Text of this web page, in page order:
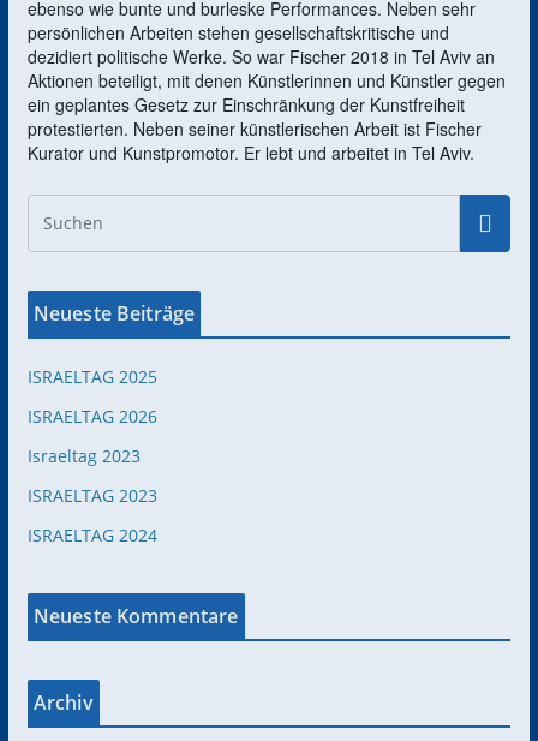
ebenso wie bunte und burleske Performances. Neben sehr
persönlichen Arbeiten stehen gesellschaftskritische und
dezidiert politische Werke. So war Fischer 2018 in Tel Aviv an
Aktionen beteiligt, mit denen Künstlerinnen und Künstler gegen
ein geplantes Gesetz zur Einschränkung der Kunstfreiheit
protestierten. Neben seiner künstlerischen Arbeit ist Fischer
Kurator und Kunstpromotor. Er lebt und arbeitet in Tel Aviv.
Neueste Beiträge
ISRAELTAG 2025
ISRAELTAG 2026
Israeltag 2023
ISRAELTAG 2023
ISRAELTAG 2024
Neueste Kommentare
Archiv